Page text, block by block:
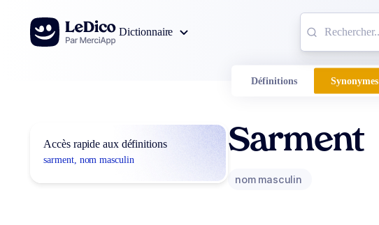
Aller au contenu
Dictionnaire
Définitions Synonymes
Accès rapide aux définitions
sarment, nom masculin
Sarment
nom masculin